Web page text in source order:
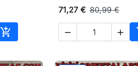

Aggiungi al carrello
71,27 € 80,99 €
 